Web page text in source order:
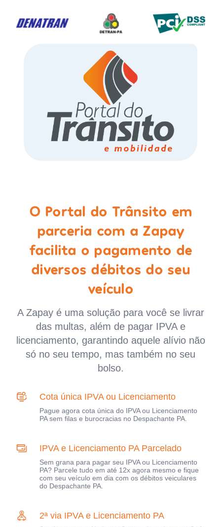
O Portal do Trânsito em
parceria com a Zapay
facilita o pagamento de
diversos débitos do seu
veículo
A Zapay é uma solução para você se livrar
das multas, além de pagar IPVA e
licenciamento, garantindo aquele alívio não
só no seu tempo, mas também no seu
bolso.
Cota única IPVA ou Licenciamento
Pague agora cota única do IPVA ou Licenciamento
PA sem filas e burocracias no Despachante PA.
IPVA e Licenciamento PA Parcelado
Sem grana para pagar seu IPVA ou Licenciamento
PA? Parcele tudo em até 12x agora mesmo e fique
com seu veículo em dia com os débitos veiculares
do Despachante PA.
2ª via IPVA e Licenciamento PA